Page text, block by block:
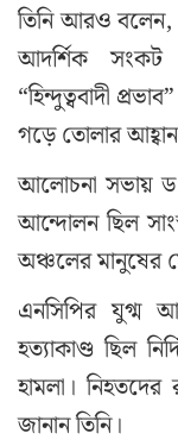
তিনি আরও বলেন,
আদর্শিক সংকট
“হিন্দুত্ববাদী
গড়ে তোলার
আলোচনা সভায়
আন্দোলন ছিল
অঞ্চলের মানুষের
এনসিপির যুগ্ম
হত্যাকাণ্ড ছিল
হামলা। নিহতদের
জানান তিনি।